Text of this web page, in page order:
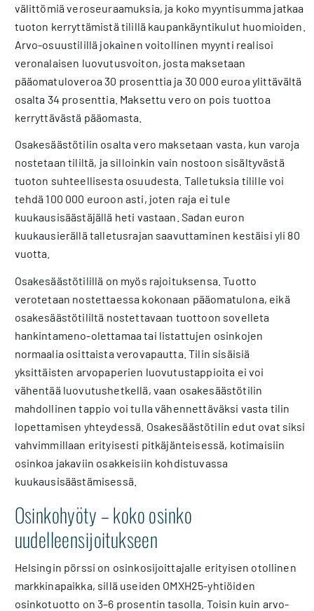
välittömiä veroseuraamuksia, ja koko myyntisumma jatkaa
tuoton kerryttämistä tilillä kaupankäyntikulut huomioiden.
Arvo-osuustilillä jokainen voitollinen myynti realisoi
veronalaisen luovutusvoiton, josta maksetaan
pääomatuloveroa 30 prosenttia ja 30 000 euroa ylittävältä
osalta 34 prosenttia. Maksettu vero on pois tuottoa
kerryttävästä pääomasta.
Osakesäästötilin osalta vero maksetaan vasta, kun varoja
nostetaan tililtä, ja silloinkin vain nostoon sisältyvästä
tuoton suhteellisesta osuudesta. Talletuksia tilille voi
tehdä 100 000 euroon asti, joten raja ei tule
kuukausisäästäjällä heti vastaan. Sadan euron
kuukausierällä talletusrajan saavuttaminen kestäisi yli 80
vuotta.
Osakesäästötilillä on myös rajoituksensa. Tuotto
verotetaan nostettaessa kokonaan pääomatulona, eikä
osakesäästötililtä nostettavaan tuottoon sovelleta
hankintameno-olettamaa tai listattujen osinkojen
normaalia osittaista verovapautta. Tilin sisäisiä
yksittäisten arvopaperien luovutustappioita ei voi
vähentää luovutushetkellä, vaan osakesäästötilin
mahdollinen tappio voi tulla vähennettäväksi vasta tilin
lopettamisen yhteydessä. Osakesäästötilin edut ovat siksi
vahvimmillaan erityisesti pitkäjänteisessä, kotimaisiin
osinkoa jakaviin osakkeisiin kohdistuvassa
kuukausisäästämisessä.
Osinkohyöty – koko osinko
uudelleensijoitukseen
Helsingin pörssi on osinkosijoittajalle erityisen otollinen
markkinapaikka, sillä useiden OMXH25-yhtiöiden
osinkotuotto on 3–6 prosentin tasolla. Toisin kuin arvo-